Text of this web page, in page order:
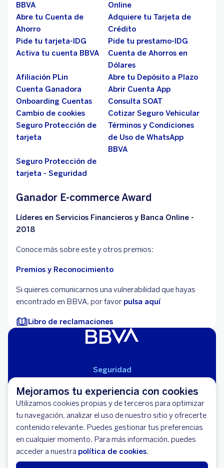
Mejoramos tu experiencia con cookies
Utilizamos cookies propias y de terceros para optimizar
tu navegación, analizar el uso de nuestro sitio y ofrecerte
contenido relevante. Puedes gestionar tus preferencias
en cualquier momento. Para más información, puedes
acceder a nuestra política de cookies.
BBVA
Online
Abre tu Cuenta de
Ahorro
Adquiere tu Tarjeta de
Crédito
Pide tu tarjeta-IDG
Pide tu prestamo-IDG
Activa tu cuenta BBVA
Cuenta de Ahorros en
Dólares
Afiliación PLin
Abre tu Depósito a Plazo
Cuenta Ganadora
Abrir Cuenta App
Onboarding Cuentas
Consulta SOAT
Cambio de cookies
Cotizar Seguro Vehicular
Seguro Protección de
tarjeta
Términos y Condiciones
de Uso de WhatsApp
BBVA
Seguro Protección de
tarjeta - Seguridad
Ganador E-commerce Award
Líderes en Servicios Financieros y Banca Online -
2018
Conoce más sobre este y otros premios:
Premios y Reconocimiento
Si quieres comunicarnos una vulnerabilidad que hayas
encontrado en BBVA, por favor pulsa aquí
Libro de reclamaciones
Seguridad
Cláusulas Generales de Contratación
Mapa del Sitio
Libro de Reclamaciones
Llámanos (01) 595-0000
Banco BBVA Perú - RUC 20100130204
Av. República de Panamá 3055 - San Isidro